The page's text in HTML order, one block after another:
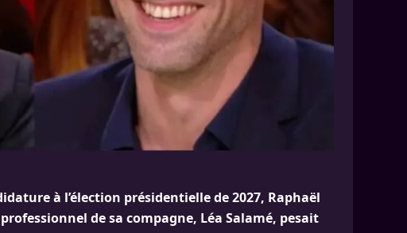
à l’élection présidentielle de 2027, Raphaël
de sa compagne, Léa Salamé, pesait